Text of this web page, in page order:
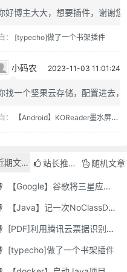
好博主大大，想要插件，谢谢您
： [typecho]做了一个书架插件
小码农 2023-11-03 11:01:24
找一个坚果云存储，配置进去，...
： 【Android】KOReader墨水屏用阅读器
期文章 站长推荐 随机文章
【Google】谷歌将三星应用程序标记为“有害”，并要求用户删除它们
【Java】记一次NoClassDefFoundError错误修复
[PDF]利用腾讯云票据识别接口自动修改PDF文件名
[typecho]做了一个书架插件